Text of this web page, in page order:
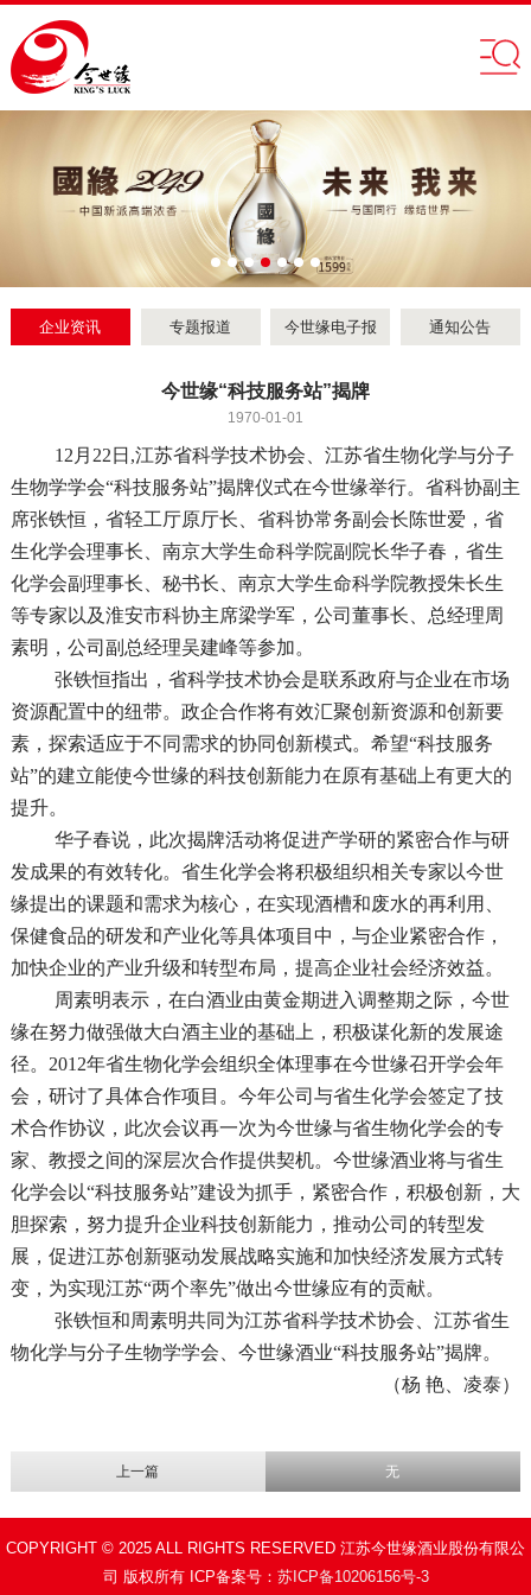
企业资讯 专题报道 今世缘电子报 通知公告
今世缘“科技服务站”揭牌
1970-01-01
12月22日,江苏省科学技术协会、江苏省生物化学与分子
生物学学会“科技服务站”揭牌仪式在今世缘举行。省科协副主
席张铁恒，省轻工厅原厅长、省科协常务副会长陈世爱，省
生化学会理事长、南京大学生命科学院副院长华子春，省生
化学会副理事长、秘书长、南京大学生命科学院教授朱长生
等专家以及淮安市科协主席梁学军，公司董事长、总经理周
素明，公司副总经理吴建峰等参加。
张铁恒指出，省科学技术协会是联系政府与企业在市场
资源配置中的纽带。政企合作将有效汇聚创新资源和创新要
素，探索适应于不同需求的协同创新模式。希望“科技服务
站”的建立能使今世缘的科技创新能力在原有基础上有更大的
提升。
华子春说，此次揭牌活动将促进产学研的紧密合作与研
发成果的有效转化。省生化学会将积极组织相关专家以今世
缘提出的课题和需求为核心，在实现酒槽和废水的再利用、
保健食品的研发和产业化等具体项目中，与企业紧密合作，
加快企业的产业升级和转型布局，提高企业社会经济效益。
周素明表示，在白酒业由黄金期进入调整期之际，今世
缘在努力做强做大白酒主业的基础上，积极谋化新的发展途
径。2012年省生物化学会组织全体理事在今世缘召开学会年
会，研讨了具体合作项目。今年公司与省生化学会签定了技
术合作协议，此次会议再一次为今世缘与省生物化学会的专
家、教授之间的深层次合作提供契机。今世缘酒业将与省生
化学会以“科技服务站”建设为抓手，紧密合作，积极创新，大
胆探索，努力提升企业科技创新能力，推动公司的转型发
展，促进江苏创新驱动发展战略实施和加快经济发展方式转
变，为实现江苏“两个率先”做出今世缘应有的贡献。
张铁恒和周素明共同为江苏省科学技术协会、江苏省生
物化学与分子生物学学会、今世缘酒业“科技服务站”揭牌。
（杨 艳、凌泰）
上一篇 无
COPYRIGHT © 2025 ALL RIGHTS RESERVED 江苏今世缘酒业股份有限公
司 版权所有 ICP备案号： 苏ICP备10206156号-3